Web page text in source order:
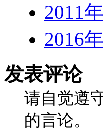
2011
2016
发表评论
请自觉遵
的言论。